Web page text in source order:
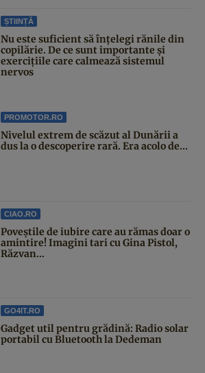
ȘTIINȚĂ
Nu este suficient să înțelegi rănile din
copilărie. De ce sunt importante și
exercițiile care calmează sistemul
nervos
PROMOTOR.RO
Nivelul extrem de scăzut al Dunării a
dus la o descoperire rară. Era acolo de...
CIAO.RO
Poveştile de iubire care au rămas doar o
amintire! Imagini tari cu Gina Pistol,
Răzvan...
GO4IT.RO
Gadget util pentru grădină: Radio solar
portabil cu Bluetooth la Dedeman